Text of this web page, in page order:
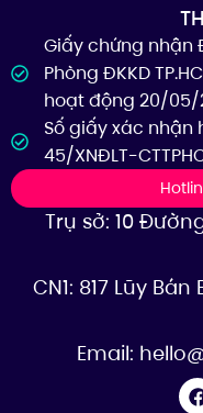
Giấy chứng nhận
Phòng ĐKKD
hoạt động 20/05/
Số giấy xác nhận
45/XNĐLT-
Trụ sở: 10
CN1: 817 Lũy
Email: